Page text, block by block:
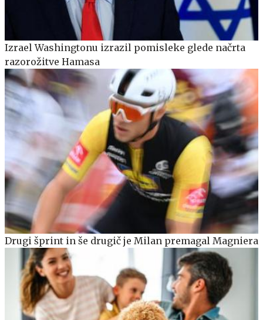
Izrael Washingtonu izrazil pomisleke glede načrta
razorožitve Hamasa
Drugi šprint in še drugič je Milan premagal Magniera